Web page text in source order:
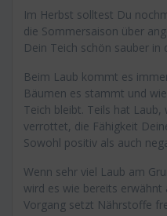
Im Herbst solltest Du
die Sommersaison über
Dein Teich schön sauber in
Beim Laub kommt es
Bäumen es stammt und
Teich bleibt. Teils hat Laub,
verrottet, die Fähigkeit
Sowohl positiv als auch
Wenn sehr viel Laub am
wird es wie bereits
Vorgang setzt Nährstoffe